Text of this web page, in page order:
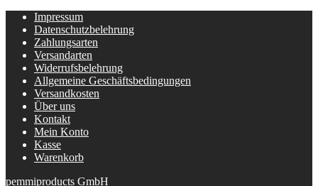
Impressum
Datenschutzbelehrung
Zahlungsarten
Versandarten
Widerrufsbelehrung
Allgemeine Geschäftsbedingungen
Versandkosten
Über uns
Kontakt
Mein Konto
Kasse
Warenkorb
pemmiproducts GmbH